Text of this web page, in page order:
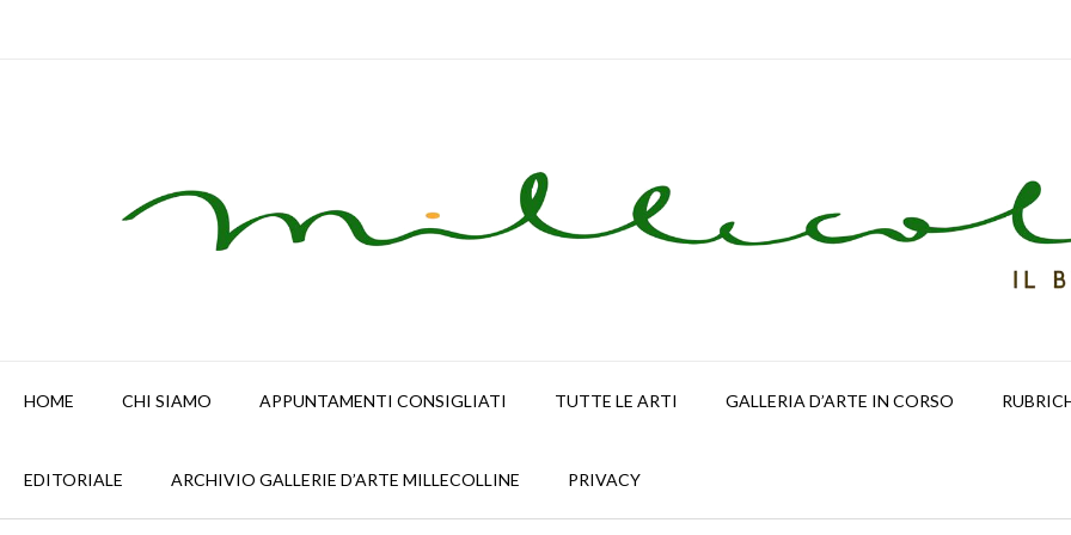
HOME CHI SIAMO APPUNTAMENTI CONSIGLIATI TUTTE LE ARTI GALLERIA D’ARTE IN CORSO
EDITORIALE ARCHIVIO GALLERIE D’ARTE MILLECOLLINE PRIVACY